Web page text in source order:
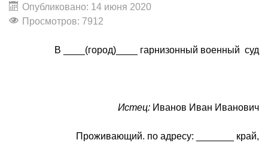
Опубликовано: 14 июня 2020
Просмотров: 7912
В ____(город)____ гарнизонный военный суд
Истец: Иванов Иван Иванович
Проживающий. по адресу: _______ край,